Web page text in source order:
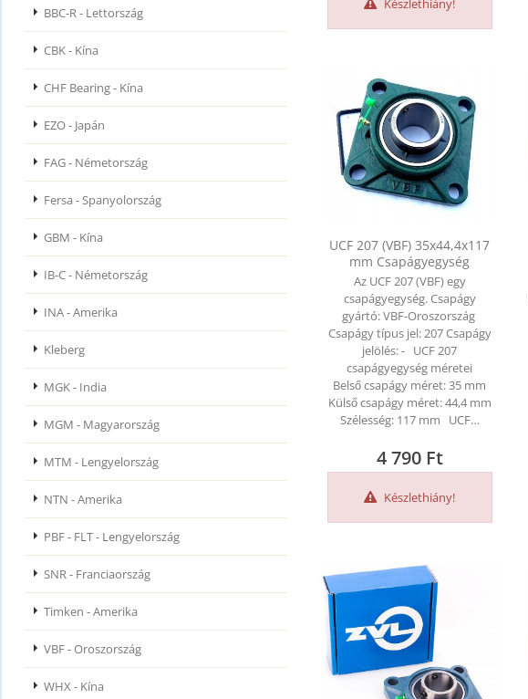
Készlethiány!
UCF 207 (VBF) 35x44,4x117
mm Csapágyegység
Az UCF 207 (VBF) egy
csapágyegység. Csapágy
gyártó: VBF-Oroszország
Csapágy típus jel: 207 Csapágy
jelölés: - UCF 207
csapágyegység méretei
Belső csapágy méret: 35 mm
Külső csapágy méret: 44,4 mm
Szélesség: 117 mm UCF…
4 790 Ft
Készlethiány!
BBC-R - Lettország
CBK - Kína
CHF Bearing - Kína
EZO - Japán
FAG - Németország
Fersa - Spanyolország
GBM - Kína
IB-C - Németország
INA - Amerika
Kleberg
MGK - India
MGM - Magyarország
MTM - Lengyelország
NTN - Amerika
PBF - FLT - Lengyelország
SNR - Franciaország
Timken - Amerika
VBF - Oroszország
WHX - Kína